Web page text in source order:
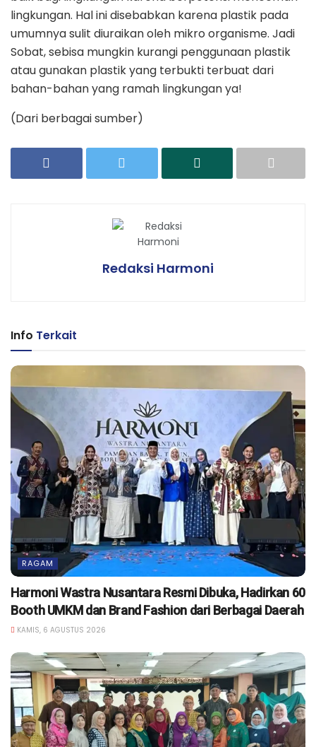
lingkungan. Hal ini disebabkan karena plastik pada
umumnya sulit diuraikan oleh mikro organisme. Jadi
Sobat, sebisa mungkin kurangi penggunaan plastik
atau gunakan plastik yang terbukti terbuat dari
bahan-bahan yang ramah lingkungan ya!
(Dari berbagai sumber)
Redaksi Harmoni
Info Terkait
RAGAM
Harmoni Wastra Nusantara Resmi Dibuka, Hadirkan 60
Booth UMKM dan Brand Fashion dari Berbagai Daerah
KAMIS, 6 AGUSTUS 2026